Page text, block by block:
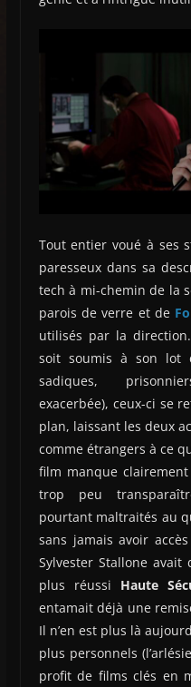
Tout entier voué à ses
paresseux dans sa
tech à mi-chemin de la
parois de verre et de
utilisés par la
soit soumis à son lot
sadiques,
exacerbée), ceux-ci se
plan, laissant les deux
comme étrangers à ce
film manque
trop peu
pourtant maltraités au
sans jamais avoir
Sylvester Stallone avait
plus réussi Haute
entamait déjà une
Il n’en est plus là
plus personnels
profit de films clés en